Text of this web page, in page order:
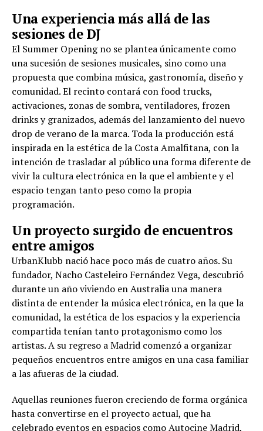
Una experiencia más allá de las
sesiones de DJ
El Summer Opening no se plantea únicamente como
una sucesión de sesiones musicales, sino como una
propuesta que combina música, gastronomía, diseño y
comunidad. El recinto contará con food trucks,
activaciones, zonas de sombra, ventiladores, frozen
drinks y granizados, además del lanzamiento del nuevo
drop de verano de la marca. Toda la producción está
inspirada en la estética de la Costa Amalfitana, con la
intención de trasladar al público una forma diferente de
vivir la cultura electrónica en la que el ambiente y el
espacio tengan tanto peso como la propia
programación.
Un proyecto surgido de encuentros
entre amigos
UrbanKlubb nació hace poco más de cuatro años. Su
fundador, Nacho Casteleiro Fernández Vega, descubrió
durante un año viviendo en Australia una manera
distinta de entender la música electrónica, en la que la
comunidad, la estética de los espacios y la experiencia
compartida tenían tanto protagonismo como los
artistas. A su regreso a Madrid comenzó a organizar
pequeños encuentros entre amigos en una casa familiar
a las afueras de la ciudad.
Aquellas reuniones fueron creciendo de forma orgánica
hasta convertirse en el proyecto actual, que ha
celebrado eventos en espacios como Autocine Madrid,